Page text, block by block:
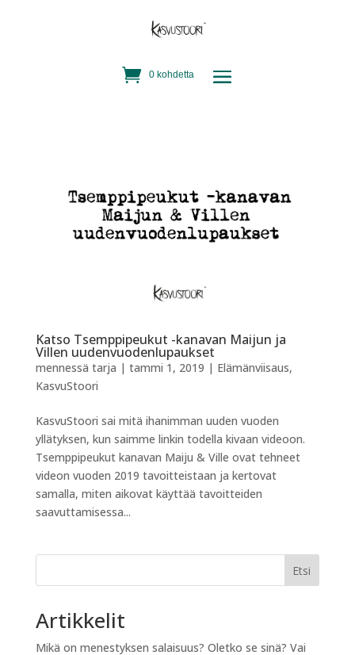
0 kohdetta
Katso Tsemppipeukut -kanavan Maijun ja
Villen uudenvuodenlupaukset
mennessä tarja | tammi 1, 2019 | Elämänviisaus,
KasvuStoori
KasvuStoori sai mitä ihanimman uuden vuoden
yllätyksen, kun saimme linkin todella kivaan videoon.
Tsemppipeukut kanavan Maiju & Ville ovat tehneet
videon vuoden 2019 tavoitteistaan ja kertovat
samalla, miten aikovat käyttää tavoitteiden
saavuttamisessa...
Etsi
Artikkelit
Mikä on menestyksen salaisuus? Oletko se sinä? Vai